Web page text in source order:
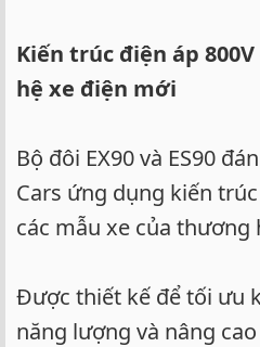
Kiến trúc điện áp
hệ xe điện mới
Bộ đôi EX90 và ES90
Cars ứng dụng kiến
các mẫu xe của thương
Được thiết kế để tối ưu
năng lượng và nâng